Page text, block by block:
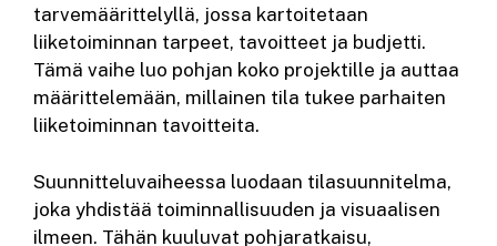
tarvemäärittelyllä, jossa kartoitetaan
liiketoiminnan tarpeet, tavoitteet ja budjetti.
Tämä vaihe luo pohjan koko projektille ja auttaa
määrittelemään, millainen tila tukee parhaiten
liiketoiminnan tavoitteita.
Suunnitteluvaiheessa luodaan tilasuunnitelma,
joka yhdistää toiminnallisuuden ja visuaalisen
ilmeen. Tähän kuuluvat pohjaratkaisu,